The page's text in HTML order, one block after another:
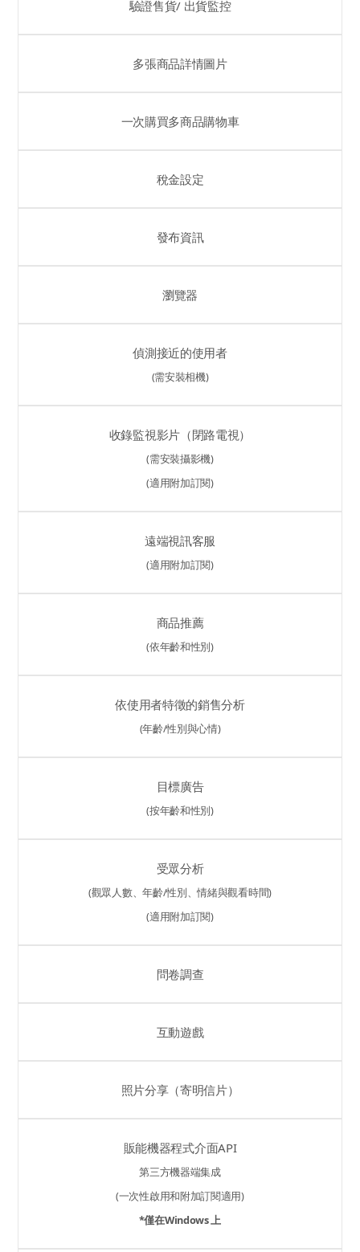
驗證售貨/ 出貨監控
多張商品詳情圖片
一次購買多商品購物車
稅金設定
發布資訊
瀏覽器
偵測接近的使用者
(需安裝相機)
收錄監視影片（閉路電視）
(需安裝攝影機)
(適用附加訂閱)
遠端視訊客服
(適用附加訂閱)
商品推薦
(依年齡和性別)
依使用者特徵的銷售分析
(年齡/性別與心情)
目標廣告
(按年齡和性別)
受眾分析
(觀眾人數、年齡/性別、情緒與觀看時間)
(適用附加訂閱)
問卷調查
互動遊戲
照片分享（寄明信片）
販能機器程式介面API
第三方機器端集成
(一次性啟用和附加訂閱適用)
*僅在Windows 上